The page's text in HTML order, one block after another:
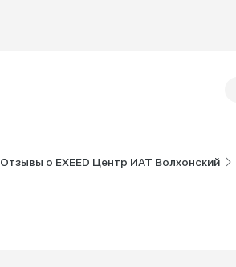
Отзывы о EXEED Центр ИАТ Волхонский